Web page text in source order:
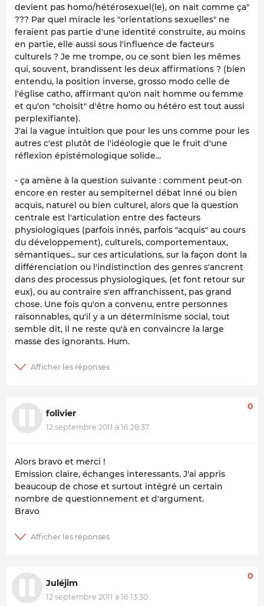
devient pas homo/hétérosexuel(le), on nait comme ça"
??? Par quel miracle les "orientations sexuelles" ne
feraient pas partie d'une identité construite, au moins
en partie, elle aussi sous l'influence de facteurs
culturels ? Je me trompe, ou ce sont bien les mêmes
qui, souvent, brandissent les deux affirmations ? (bien
entendu, la position inverse, grosso modo celle de
l'église catho, affirmant qu'on nait homme ou femme
et qu'on "choisit" d'être homo ou hétéro est tout aussi
perplexifiante).
J'ai la vague intuition que pour les uns comme pour les
autres c'est plutôt de l'idéologie que le fruit d'une
réflexion épistémologique solide...
- ça amène à la question suivante : comment peut-on
encore en rester au sempiternel débat inné ou bien
acquis, naturel ou bien culturel, alors que la question
centrale est l'articulation entre des facteurs
physiologiques (parfois innés, parfois "acquis" au cours
du développement), culturels, comportementaux,
sémantiques... sur ces articulations, sur la façon dont la
différenciation ou l'indistinction des genres s'ancrent
dans des processus physiologiques, (et font retour sur
eux), ou au contraire s'en affranchissent, pas grand
chose. Une fois qu'on a convenu, entre personnes
raisonnables, qu'il y a un déterminisme social, tout
semble dit, il ne reste qu'à en convaincre la large
masse des ignorants. Hum.
folivier
12 septembre 2011 à 16:28:37
0
Alors bravo et merci !
Emission claire, échanges interessants. J'ai appris
beaucoup de chose et surtout intégré un certain
nombre de questionnement et d'argument.
Bravo
Juléjim
12 septembre 2011 à 16:13:30
0